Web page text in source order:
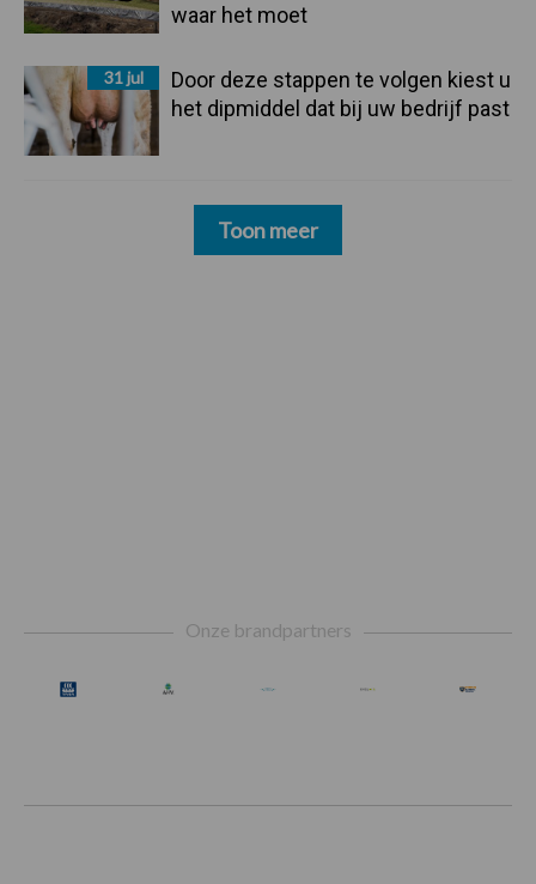
waar het moet
31 jul
Door deze stappen te volgen kiest u
het dipmiddel dat bij uw bedrijf past
Toon meer
Onze brandpartners